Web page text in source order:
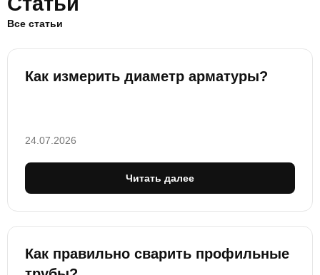
Все статьи
Как измерить диаметр арматуры?
24.07.2026
Читать далее
Как правильно сварить профильные